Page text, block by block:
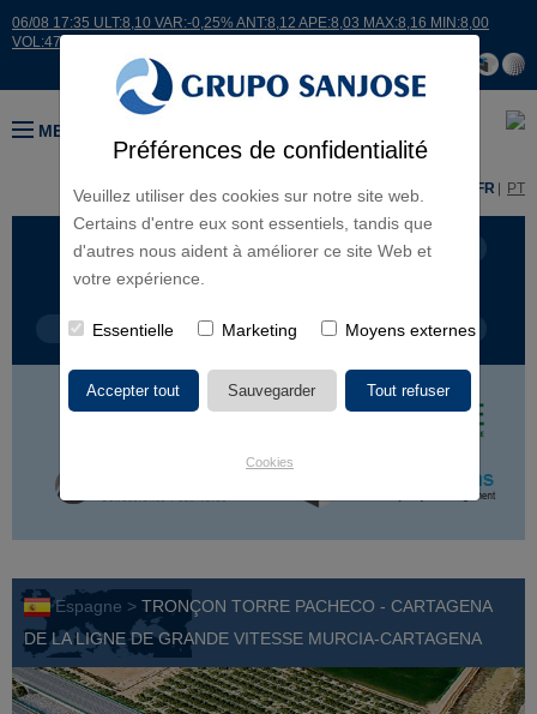
Préférences de confidentialité
Veuillez utiliser des cookies sur notre site web.
Certains d'entre eux sont essentiels, tandis que
d'autres nous aident à améliorer ce site Web et
votre expérience.
Essentielle Marketing Moyens externes
Cookies
06/08 17:35 ULT:8,10 VAR:-0,25% ANT:8,12 APE:8,03 MAX:8,16 MIN:8,00
VOL:47811
MENU
ES FR PT
LIGNES D'ACTIVITÉ CONTINENTS
TYPE DE PROJET NOM DU PROJET
Espagne > TRONÇON TORRE PACHECO - CARTAGENA
DE LA LIGNE DE GRANDE VITESSE MURCIA-CARTAGENA